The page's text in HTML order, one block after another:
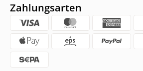
Zahlungsarten